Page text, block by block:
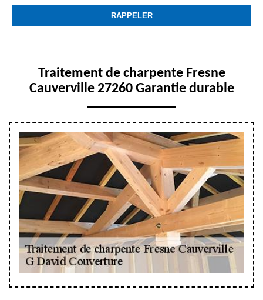
Traitement de charpente Fresne
Cauverville 27260 Garantie durable